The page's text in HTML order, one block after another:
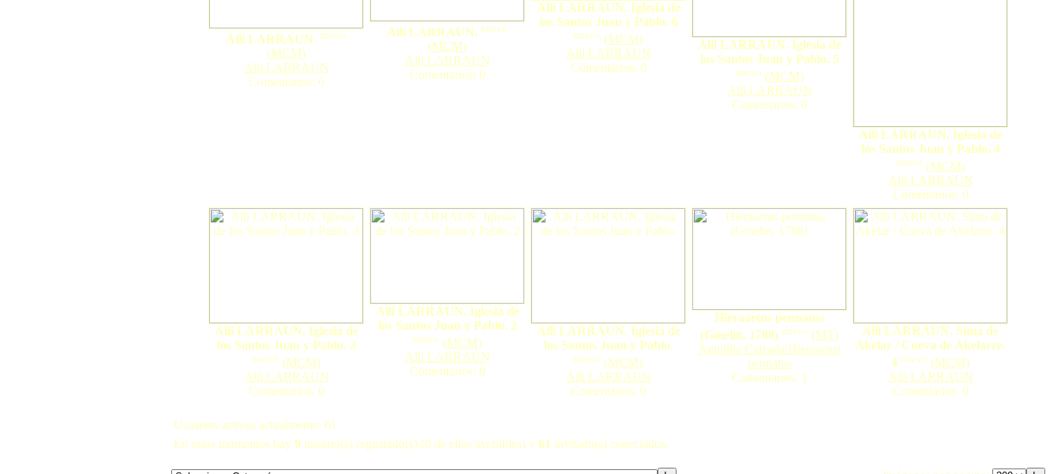
Alli LARRAUN. nuevo
(MCM)
Alli LARRAUN
Comentarios: 0
Alli LARRAUN. nuevo
(MCM)
Alli LARRAUN
Comentarios: 0
Alli LARRAUN. Iglesia de
los Santos Juan y Pablo. 6
nuevo (MCM)
Alli LARRAUN
Comentarios: 0
Alli LARRAUN. Iglesia de
los Santos Juan y Pablo. 5
nuevo (MCM)
Alli LARRAUN
Comentarios: 0
Alli LARRAUN. Iglesia de
los Santos Juan y Pablo. 4
nuevo (MCM)
Alli LARRAUN
Comentarios: 0
Alli LARRAUN. Iglesia de
los Santos Juan y Pablo. 3
nuevo (MCM)
Alli LARRAUN
Comentarios: 0
Alli LARRAUN. Iglesia de
los Santos Juan y Pablo. 2
nuevo (MCM)
Alli LARRAUN
Comentarios: 0
Alli LARRAUN. Iglesia de
los Santos Juan y Pablo.
nuevo (MCM)
Alli LARRAUN
Comentarios: 0
Hieraaetus pennatus
(Gmelin, 1788) nuevo (MT)
Aguililla Calzada/Hieraaetus
pennatus
Comentarios: 1
Alli LARRAUN. Sima de
Akelar / Cueva de Akelarre.
4 nuevo (MCM)
Alli LARRAUN
Comentarios: 0
Usuarios activos actualmente: 61
En estos momentos hay 0 usuario(s) registrado(s) (0 de ellos invisibles) y 61 invitado(s) conectados.